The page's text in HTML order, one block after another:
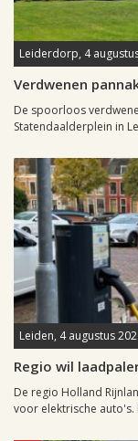
Leiderdorp, 4
Verdwenen
De spoorloos
Statendaalderplein in
Leiden, 4 augustus
Regio wil
De regio Holland
voor elektrische auto's.